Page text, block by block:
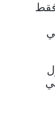
فقط